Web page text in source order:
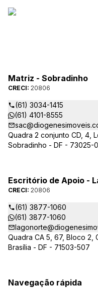
Matriz - Sobradinho
CRECI: 20806
(61) 3034-1415
(61) 4101-8555
Quadra 2 conjunto CD, 4,
Sobradinho - DF - 73025-
Escritório de Apoio -
CRECI: 20806
(61) 3877-1060
(61) 3877-1060
Quadra CA 5, 67, Bloco 2,
Brasília - DF - 71503-507
Navegação rápida